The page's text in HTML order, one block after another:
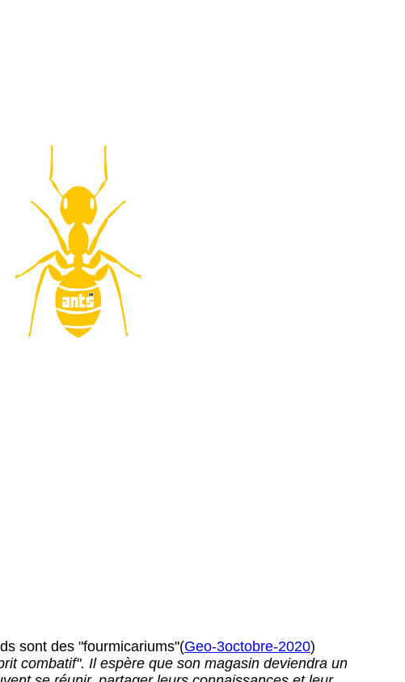
sont des "fourmicariums"(Geo-3octobre-2020)
combatif". Il espère que son magasin deviendra un